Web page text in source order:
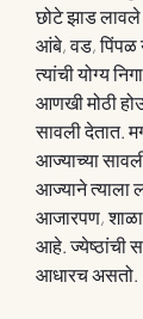
छोटे झाड लावले
आंबे, वड, पिंपळ
त्यांची योग्य
आणखी मोठी
सावली देतात.
आज्याच्या
आज्याने त्याला
आजारपण,
आहे. ज्येष्ठांची
आधारच असतो.